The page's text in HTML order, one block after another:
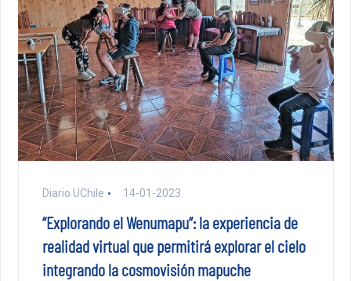
Diario UChile 14-01-2023
“Explorando el Wenumapu”: la experiencia de
realidad virtual que permitirá explorar el cielo
integrando la cosmovisión mapuche